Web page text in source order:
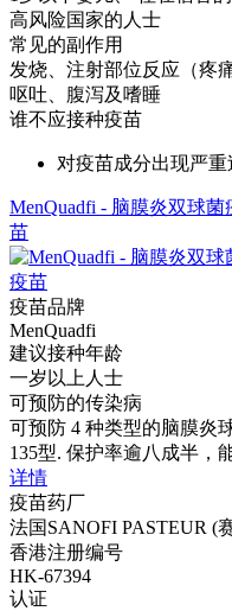
高风险国家的人士
常见的副作用
发烧、注射部位反应（疼
呕吐、腹泻及嗜睡
谁不应接种疫苗
对疫苗成分出现严重
MenQuadfi - 脑膜炎双球
苗
疫苗品牌
MenQuadfi
建议接种年龄
一岁以上人士
可预防的传染病
可预防 4 种类型的脑膜炎
135型. 保护率逾八成半，
详情
疫苗药厂
法国SANOFI PASTEUR (
香港注册编号
HK-67394
认证